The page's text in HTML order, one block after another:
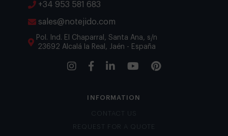
+34 953 581 683
sales@notejido.com
Pol. Ind. El Chaparral, Santa Ana, s/n
23692 Alcalá la Real, Jaén - España
INFORMATION
CONTACT US
REQUEST FOR A QUOTE